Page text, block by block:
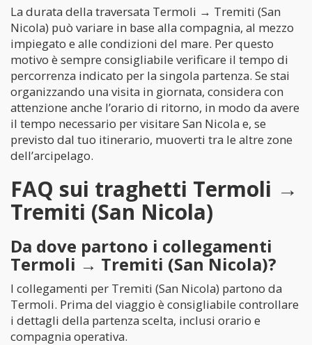
La durata della traversata Termoli → Tremiti (San
Nicola) può variare in base alla compagnia, al mezzo
impiegato e alle condizioni del mare. Per questo
motivo è sempre consigliabile verificare il tempo di
percorrenza indicato per la singola partenza. Se stai
organizzando una visita in giornata, considera con
attenzione anche l’orario di ritorno, in modo da avere
il tempo necessario per visitare San Nicola e, se
previsto dal tuo itinerario, muoverti tra le altre zone
dell’arcipelago.
FAQ sui traghetti Termoli →
Tremiti (San Nicola)
Da dove partono i collegamenti
Termoli → Tremiti (San Nicola)?
I collegamenti per Tremiti (San Nicola) partono da
Termoli. Prima del viaggio è consigliabile controllare
i dettagli della partenza scelta, inclusi orario e
compagnia operativa.